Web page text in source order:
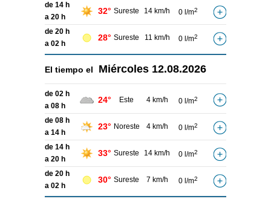
de 14 h
a 20 h
32° Sureste 14 km/h 0 l/m2
de 20 h
a 02 h
28° Sureste 11 km/h 0 l/m2
El tiempo el Miércoles 12.08.2026
de 02 h
a 08 h
24° Este 4 km/h 0 l/m2
de 08 h
a 14 h
23° Noreste 4 km/h 0 l/m2
de 14 h
a 20 h
33° Sureste 14 km/h 0 l/m2
de 20 h
a 02 h
30° Sureste 7 km/h 0 l/m2